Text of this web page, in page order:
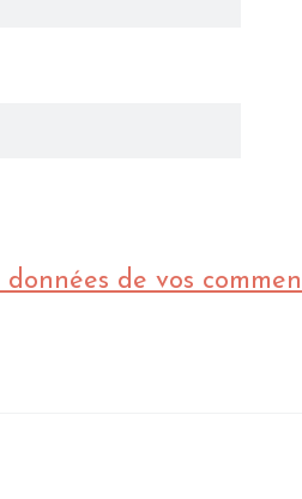
de vos